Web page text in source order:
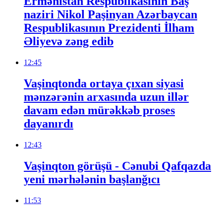
naziri Nikol Paşinyan Azərbaycan
Respublikasının Prezidenti İlham
Əliyevə zəng edib
12:45
Vaşinqtonda ortaya çıxan siyasi
mənzərənin arxasında uzun illər
davam edən mürəkkəb proses
dayanırdı
12:43
Vaşinqton görüşü - Cənubi Qafqazda
yeni mərhələnin başlanğıcı
11:53